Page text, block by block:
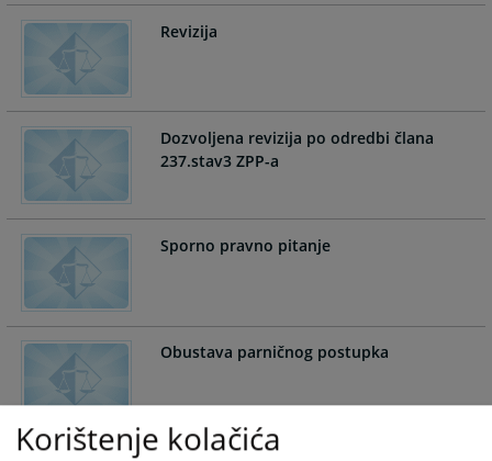
mark
get
the
keyboard
shortcuts
for
changing
dates.
mark
keyboard
shortcuts
changing
dates.
Revizija
Dozvoljena revizija po odredbi člana
237.stav3 ZPP-a
Sporno pravno pitanje
Obustava parničnog postupka
Korištenje kolačića